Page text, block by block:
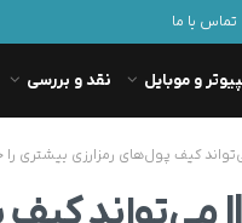
تماس با ما
و موبایل نقد و بررسی